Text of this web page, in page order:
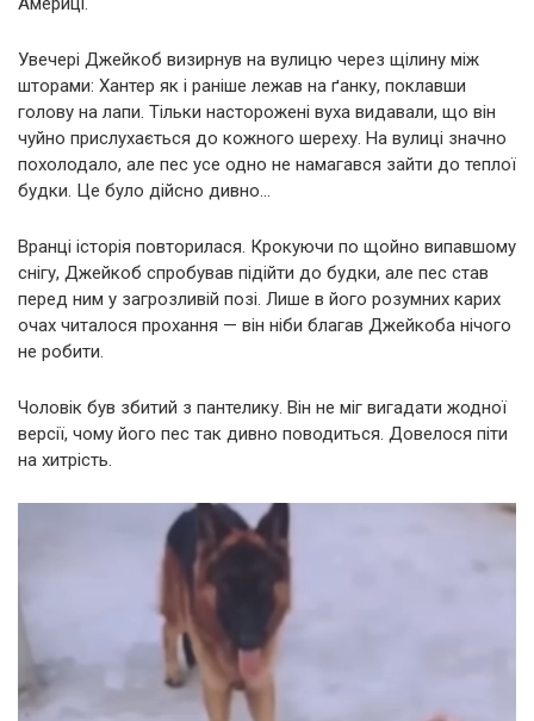
Увечері Джейкоб визирнув на вулицю через щілину між
шторами: Хантер як і раніше лежав на ґанку, поклавши
голову на лапи. Тільки насторожені вуха видавали, що він
чуйно прислухається до кожного шереху. На вулиці значно
похолодало, але пес усе одно не намагався зайти до теплої
будки. Це було дійсно дивно…
Вранці історія повторилася. Крокуючи по щойно випавшому
снігу, Джейкоб спробував підійти до будки, але пес став
перед ним у загрозливій позі. Лише в його розумних карих
очах читалося прохання — він ніби благав Джейкоба нічого
не робити.
Чоловік був збитий з пантелику. Він не міг вигадати жодної
версії, чому його пес так дивно поводиться. Довелося піти
на хитрість.